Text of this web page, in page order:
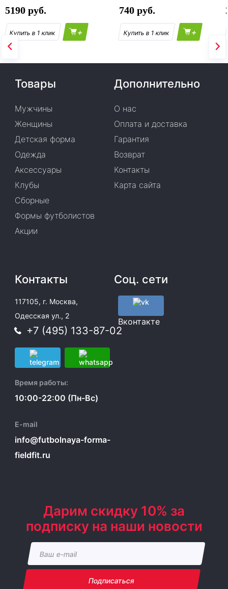
5190
+
740
+
Товары
Мужчины
Женщины
Детская форма
Одежда
Аксессуары
Клубы
Сборные
Формы футболистов
Акции
Дополнительно
О нас
Оплата и доставка
Гарантия
Возврат
Контакты
Карта сайта
Контакты
117105, г. Москва,
Одесская ул., 2
+7 (495) 133-87-02
Время работы:
10:00-22:00 (Пн-Вс)
E-mail
info@futbolnaya-forma-
fieldfit.ru
Соц. сети
Вконтакте
Дарим скидку 10% за
подписку на наши новости
Подписаться